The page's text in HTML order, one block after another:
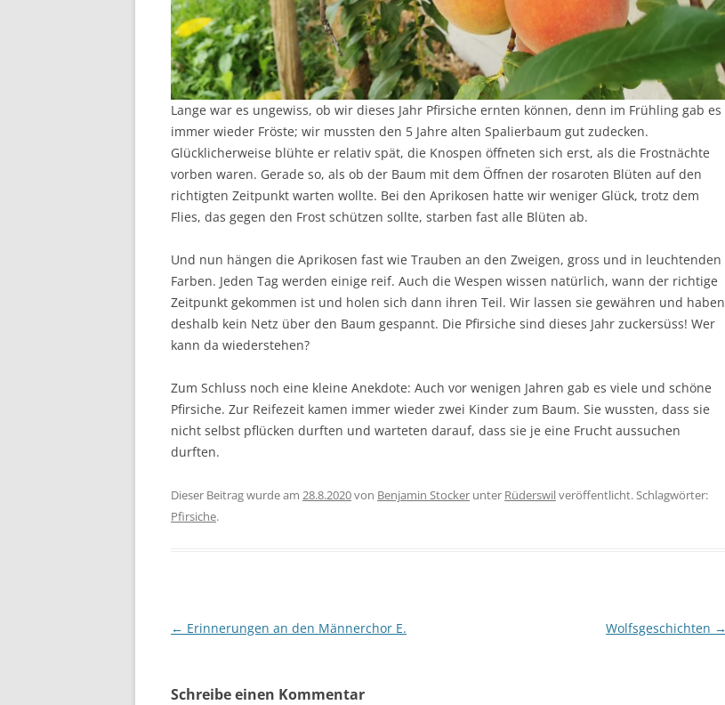
Lange war es ungewiss, ob wir dieses Jahr Pfirsiche ernten können, denn im Frühling gab es
immer wieder Fröste; wir mussten den 5 Jahre alten Spalierbaum gut zudecken.
Glücklicherweise blühte er relativ spät, die Knospen öffneten sich erst, als die Frostnächte
vorben waren. Gerade so, als ob der Baum mit dem Öffnen der rosaroten Blüten auf den
richtigten Zeitpunkt warten wollte. Bei den Aprikosen hatte wir weniger Glück, trotz dem
Flies, das gegen den Frost schützen sollte, starben fast alle Blüten ab.
Und nun hängen die Aprikosen fast wie Trauben an den Zweigen, gross und in leuchtenden
Farben. Jeden Tag werden einige reif. Auch die Wespen wissen natürlich, wann der richtige
Zeitpunkt gekommen ist und holen sich dann ihren Teil. Wir lassen sie gewähren und haben
deshalb kein Netz über den Baum gespannt. Die Pfirsiche sind dieses Jahr zuckersüss! Wer
kann da wiederstehen?
Zum Schluss noch eine kleine Anekdote: Auch vor wenigen Jahren gab es viele und schöne
Pfirsiche. Zur Reifezeit kamen immer wieder zwei Kinder zum Baum. Sie wussten, dass sie
nicht selbst pflücken durften und warteten darauf, dass sie je eine Frucht aussuchen
durften.
Dieser Beitrag wurde am 28.8.2020von Benjamin Stocker unter Rüderswilveröffentlicht. Schlagwörter:
Pfirsiche.
Beitragsnavigation
← Erinnerungen an den Männerchor E. Wolfsgeschichten →
Schreibe einen Kommentar